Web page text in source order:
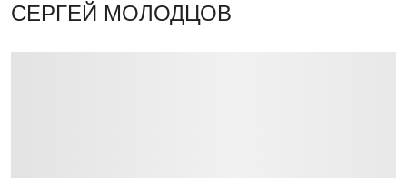
СЕРГЕЙ МОЛОДЦОВ